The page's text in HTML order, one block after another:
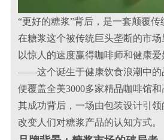
“更好的糖浆”背后，是一套颠覆
在糖浆这个被传统巨头垄断的市
以惊人的速度赢得咖啡师和健康
——这个诞生于健康饮食浪潮中的
便覆盖全美3000多家精品咖啡馆和
其成功背后，一场由包装设计引
改变人们对糖浆产品的认知方式。